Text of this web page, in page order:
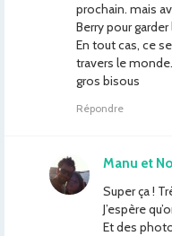
prochain. mais
Berry pour
En tout cas, ce
travers le monde.
gros bisous
Répondre
Manu et
Super ça !
J’espère
Et des